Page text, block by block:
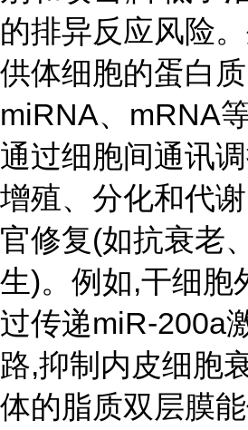
的排异反应风险
供体细胞的蛋白质
miRNA、mRNA
通过细胞间通讯
增殖、分化和代
官修复(如抗衰老
生)。例如,干细胞
过传递miR-200a
路,抑制内皮细胞
体的脂质双层膜